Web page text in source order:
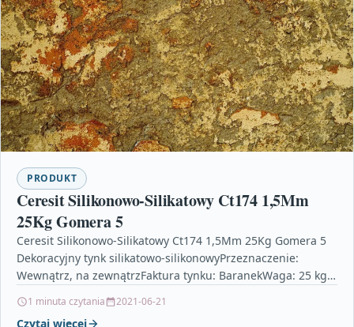
PRODUKT
Ceresit Silikonowo-Silikatowy Ct174 1,5Mm
25Kg Gomera 5
Ceresit Silikonowo-Silikatowy Ct174 1,5Mm 25Kg Gomera 5
Dekoracyjny tynk silikatowo-silikonowyPrzeznaczenie:
Wewnątrz, na zewnątrzFaktura tynku: BaranekWaga: 25 kg
1 minuta czytania 2021-06-21
Czytaj więcej